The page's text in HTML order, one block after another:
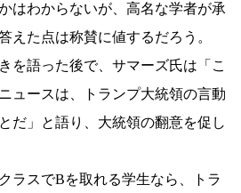
はわからないが、高名な学者が承
えた点は称賛に値するだろう。
を語った後で、サマーズ氏は「こ
ュースは、トランプ大統領の言動
だ」と語り、大統領の翻意を促し
ラスでBを取れる学生なら、トラ